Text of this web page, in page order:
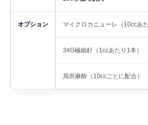
オプション マイクロカニューレ（10ccあた
34G極細針（1ccあたり1本）
局所麻酔（10ccごとに配合）